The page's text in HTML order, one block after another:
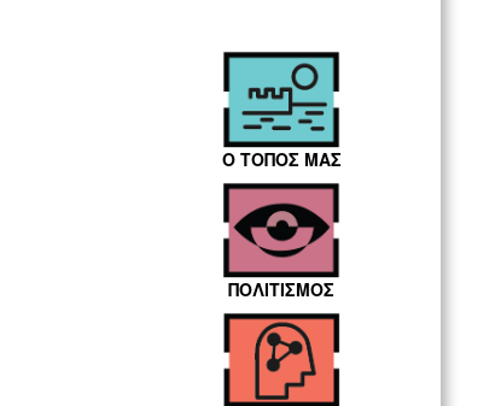
Ο ΤΟΠΟΣ ΜΑΣ
ΠΟΛΙΤΙΣΜΟΣ